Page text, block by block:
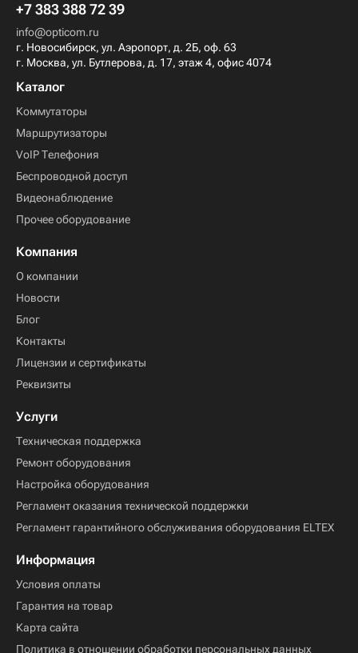
+7 383 388 72 39
info@opticom.ru
г. Новосибирск, ул. Аэропорт, д. 2Б, оф. 63
г. Москва, ул. Бутлерова, д. 17, этаж 4, офис 4074
Каталог
Коммутаторы
Маршрутизаторы
VoIP Телефония
Беспроводной доступ
Видеонаблюдение
Прочее оборудование
Компания
О компании
Новости
Блог
Контакты
Лицензии и сертификаты
Реквизиты
Услуги
Техническая поддержка
Ремонт оборудования
Настройка оборудования
Регламент оказания технической поддержки
Регламент гарантийного обслуживания оборудования ELTEX
Информация
Условия оплаты
Гарантия на товар
Карта сайта
Политика в отношении обработки персональных данных